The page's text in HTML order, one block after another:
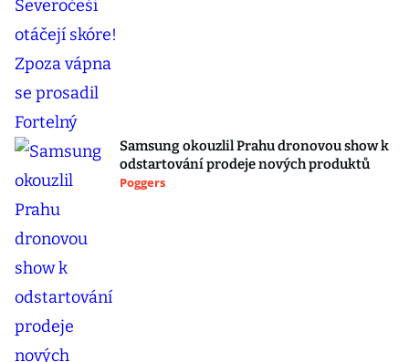
Samsung okouzlil Prahu dronovou show k
odstartování prodeje nových produktů
Poggers